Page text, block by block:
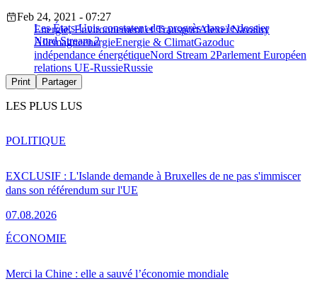
Les États-Unis constatent des progrès dans le dossier
Nord Stream 2
Feb 24, 2021 - 07:27
Energie, Environnement et TransportAlexeï Navalny
AllemagneenergieEnergie & ClimatGazoduc
indépendance énergétiqueNord Stream 2Parlement Européen
relations UE-RussieRussie
Print Partager
LES PLUS LUS
EXCLUSIF : L'Islande demande à Bruxelles de ne pas s'immiscer
dans son référendum sur l'UE
07.08.2026
POLITIQUE
Merci la Chine : elle a sauvé l’économie mondiale
ÉCONOMIE